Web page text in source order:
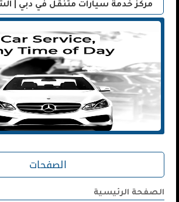
مركز خدمة سيارات متنقل في دبي |
الصفحات
الصفحة الرئيسية